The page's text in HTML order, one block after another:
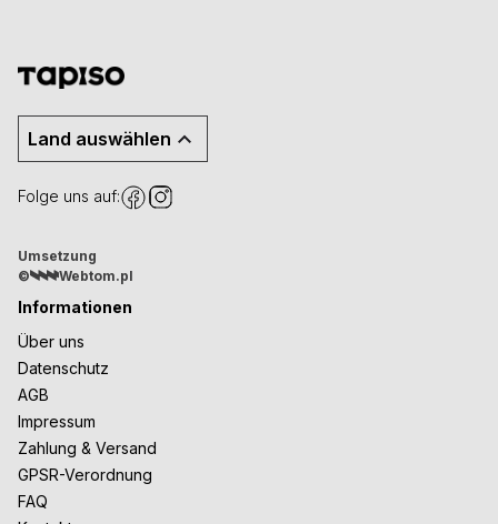
Land auswählen
Folge uns auf:
Umsetzung
©
Webtom.pl
Informationen
Über uns
Datenschutz
AGB
Impressum
Zahlung & Versand
GPSR-Verordnung
FAQ